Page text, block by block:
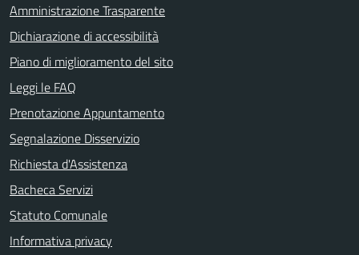
Amministrazione Trasparente
Dichiarazione di accessibilità
Piano di miglioramento del sito
Leggi le FAQ
Prenotazione Appuntamento
Segnalazione Disservizio
Richiesta d'Assistenza
Bacheca Servizi
Statuto Comunale
Informativa privacy